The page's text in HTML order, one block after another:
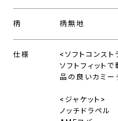
柄 柄無地
仕様
<ソフトコンス
ソフトフィット
品の良いカミー
<ジャケット>
ノッチドラペル